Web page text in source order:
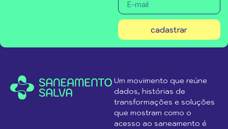
cadastrar
Um movimento que reúne
dados, histórias de
transformações e soluções
que mostram como o
acesso ao saneamento é